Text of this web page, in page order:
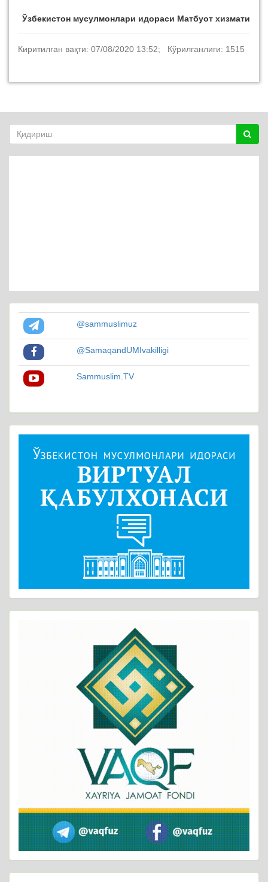
Ўзбекистон мусулмонлари идораси Матбуот хизмати
Киритилган вақти: 07/08/2020 13:52; Кўрилганлиги: 1515
@sammuslimuz
@SamaqandUMIvakilligi
Sammuslim.TV